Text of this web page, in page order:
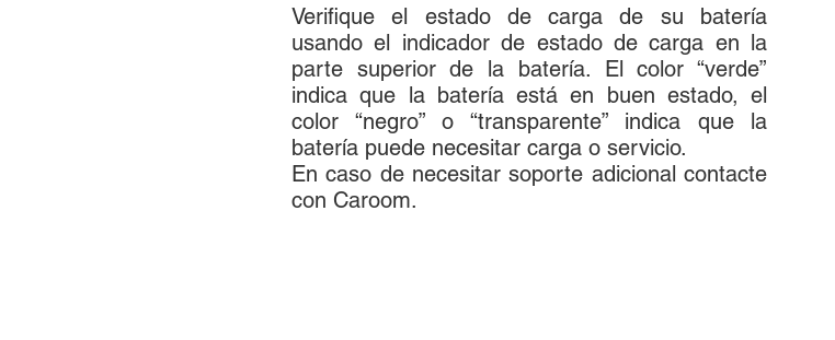
Verifique el estado de carga de su batería
usando el indicador de estado de carga en la
parte superior de la batería. El color “verde”
indica que la batería está en buen estado, el
color “negro” o “transparente” indica que la
batería puede necesitar carga o servicio.
En caso de necesitar soporte adicional contacte
con Caroom.